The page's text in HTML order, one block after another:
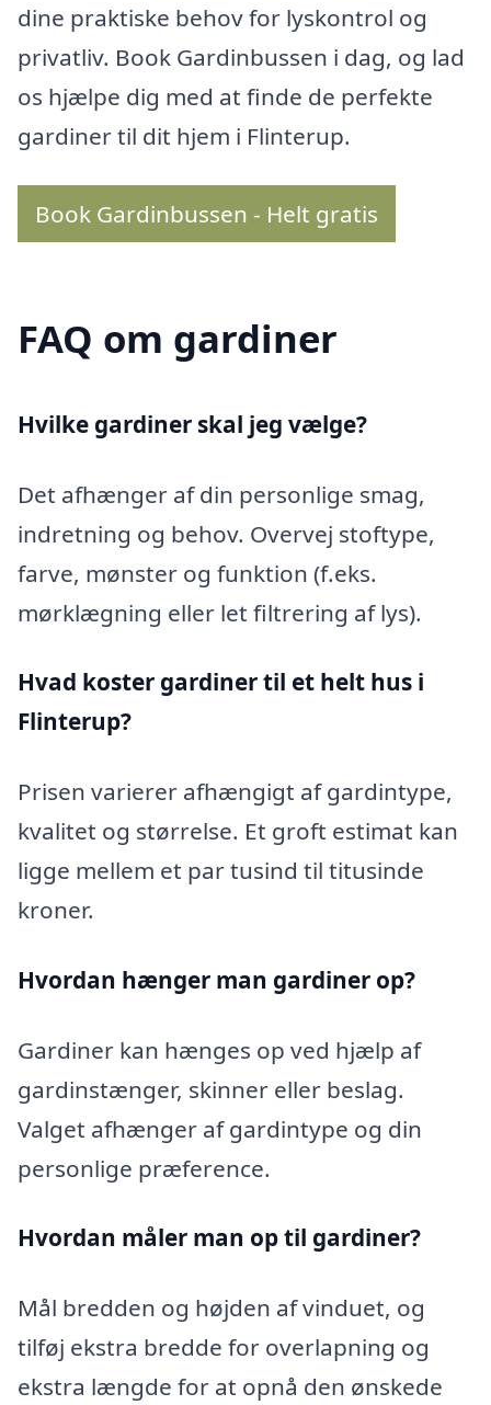
dine praktiske behov for lyskontrol og
privatliv. Book Gardinbussen i dag, og lad
os hjælpe dig med at finde de perfekte
gardiner til dit hjem i Flinterup.
Book Gardinbussen - Helt gratis
FAQ om gardiner
Hvilke gardiner skal jeg vælge?
Det afhænger af din personlige smag,
indretning og behov. Overvej stoftype,
farve, mønster og funktion (f.eks.
mørklægning eller let filtrering af lys).
Hvad koster gardiner til et helt hus i
Flinterup?
Prisen varierer afhængigt af gardintype,
kvalitet og størrelse. Et groft estimat kan
ligge mellem et par tusind til titusinde
kroner.
Hvordan hænger man gardiner op?
Gardiner kan hænges op ved hjælp af
gardinstænger, skinner eller beslag.
Valget afhænger af gardintype og din
personlige præference.
Hvordan måler man op til gardiner?
Mål bredden og højden af vinduet, og
tilføj ekstra bredde for overlapning og
ekstra længde for at opnå den ønskede